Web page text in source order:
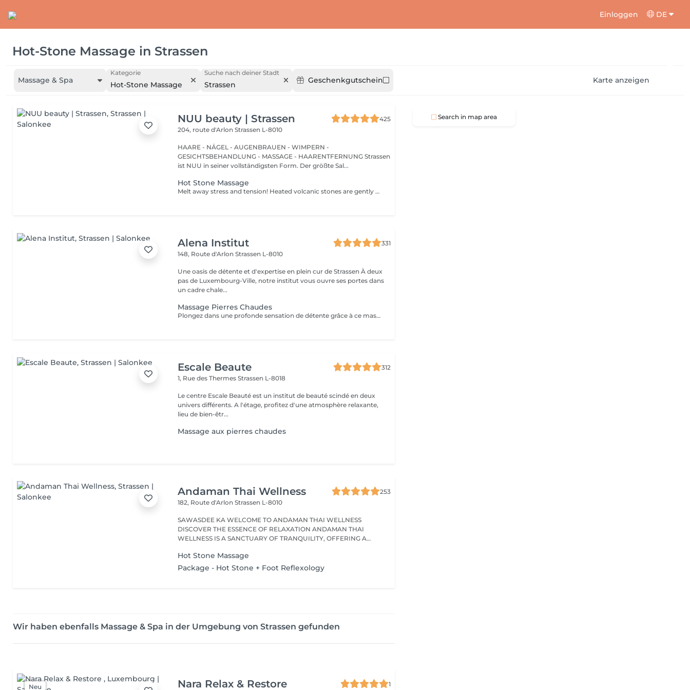
Einloggen DE
Hot-Stone Massage in Strassen
Massage & Spa
Kategorie
Hot-Stone Massage
Suche nach deiner Stadt
Strassen Geschenkgutschein Karte anzeigen
NUU beauty | Strassen
425
204, route d'ArlonStrassen L-8010
HAARE - NÄGEL - AUGENBRAUEN - WIMPERN -
GESICHTSBEHANDLUNG - MASSAGE - HAARENTFERNUNG Strassen
ist NUU in seiner vollständigsten Form. Der größte Sal...
Hot Stone Massage
Melt away stress and tension! Heated volcanic stones are gently placed and massaged over the body to warm the muscles, increase circulation, and promote a deep state of relaxation. Perfect for relieving tension, easing anxiety, and restoring inner calm. Age restrictions: there are no age restrictions for this procedure. Post procedure recommendations: do not do sport and any sharp movements 2-3 hours after the procedure. Frequency: 1-2 times per week, 10 times in total. Repeat once in 3-6 months.
Alena Institut
331
148, Route d'ArlonStrassen L-8010
Une oasis de détente et d'expertise en plein cur de Strassen À deux
pas de Luxembourg-Ville, notre institut vous ouvre ses portes dans
un cadre chale...
Massage Pierres Chaudes
Plongez dans une profonde sensation de détente grâce à ce massage enveloppant réalisé avec des pierres volcaniques chaudes. La chaleur diffuse apaise les tensions musculaires, améliore la circulation et procure un bien-être incomparable. Un soin cocooning idéal pour relâcher le corps, calmer l'esprit et retrouver une harmonie totale.
Escale Beaute
312
1, Rue des ThermesStrassen L-8018
Le centre Escale Beauté est un institut de beauté scindé en deux
univers différents. A l'étage, profitez d'une atmosphère relaxante,
lieu de bien-êtr...
Massage aux pierres chaudes
Andaman Thai Wellness
253
182, Route d'ArlonStrassen L-8010
SAWASDEE KA WELCOME TO ANDAMAN THAI WELLNESS
DISCOVER THE ESSENCE OF RELAXATION ANDAMAN THAI
WELLNESS IS A SANCTUARY OF TRANQUILITY, OFFERING A
Hot Stone Massage
Package - Hot Stone + Foot Reflexology
Wir haben ebenfalls Massage & Spa in der Umgebung von Strassen gefunden
Neu Nara Relax & Restore
1
Search in map area